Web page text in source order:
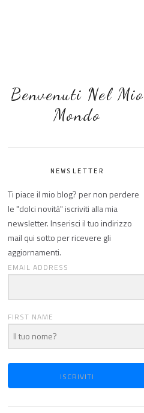
Benvenuti Nel Mio
Mondo
NEWSLETTER
Ti piace il mio blog? per non perdere
le "dolci novità" iscriviti alla mia
newsletter. Inserisci il tuo indirizzo
mail qui sotto per ricevere gli
aggiornamenti.
EMAIL ADDRESS
FIRST NAME
ISCRIVITI